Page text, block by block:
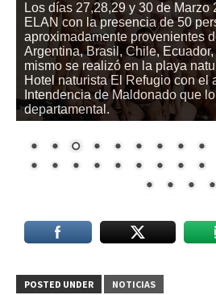
Los días 27,28,29 y 30 de Marzo
ELAN con la presencia de 50
aproximadamente provenientes
Argentina, Brasil, Chile,
mismo se realizó en la playa
Hotel naturista El Refugio con el
Intendencia de Maldonado que
departamental.
POSTED UNDER NOTICIAS